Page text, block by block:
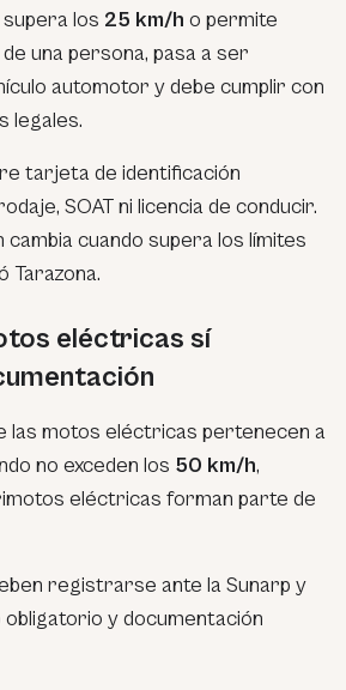
supera los 25 km/h o permite
una persona, pasa a ser
automotor y debe cumplir con
legales.
tarjeta de identificación
SOAT ni licencia de conducir.
cuando supera los límites
Tarazona.
eléctricas sí
las motos eléctricas pertenecen a
no exceden los 50 km/h,
eléctricas forman parte de
registrarse ante la Sunarp y
y documentación